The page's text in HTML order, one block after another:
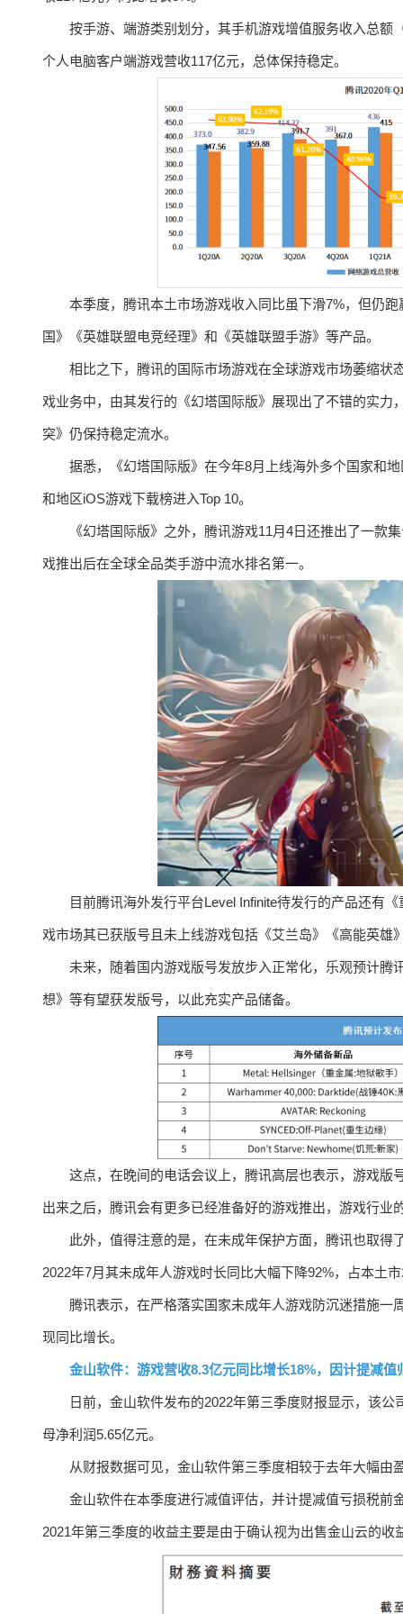
按手游、端游类别划分，其手机游戏增值服务收入总额
个人电脑客户端游戏营收117亿元，总体保持稳定。
本季度，腾讯本土市场游戏收入同比虽下滑7%，但仍
国》《英雄联盟电竞经理》和《英雄联盟手游》等产品。
相比之下，腾讯的国际市场游戏在全球游戏市场萎缩
戏业务中，由其发行的《幻塔国际版》展现出了不错的实力
突》仍保持稳定流水。
据悉，《幻塔国际版》在今年8月上线海外多个国家和
和地区iOS游戏下载榜进入Top 10。
《幻塔国际版》之外，腾讯游戏11月4日还推出了一款
戏推出后在全球全品类手游中流水排名第一。
目前腾讯海外发行平台Level Infinite待发行的产品还有
戏市场其已获版号且未上线游戏包括《艾兰岛》《高能英
未来，随着国内游戏版号发放步入正常化，乐观预计
想》等有望获发版号，以此充实产品储备。
这点，在晚间的电话会议上，腾讯高层也表示，游戏
出来之后，腾讯会有更多已经准备好的游戏推出，游戏行业
此外，值得注意的是，在未成年保护方面，腾讯也取
2022年7月其未成年人游戏时长同比大幅下降92%，占本土
腾讯表示，在严格落实国家未成年人游戏防沉迷措施
现同比增长。
金山软件：游戏营收8.3亿元同比增长18%，因计提减值
日前，金山软件发布的2022年第三季度财报显示，该
母净利润5.65亿元。
从财报数据可见，金山软件第三季度相较于去年大幅
金山软件在本季度进行减值评估，并计提减值亏损税前
2021年第三季度的收益主要是由于确认视为出售金山云的